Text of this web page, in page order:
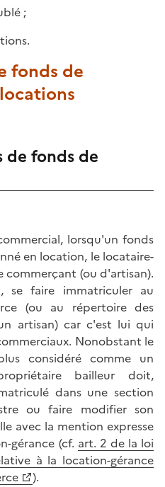
;
fonds de
de fonds de
lorsqu'un fonds
en location, le locataire-
commerçant (ou d'artisan).
se faire immatriculer au
(ou au répertoire des
artisan) car c'est lui qui
Nonobstant le
considéré comme un
bailleur doit,
dans une section
ou faire modifier son
avec la mention expresse
gérance (cf. art. 2 de la loi
à la location-gérance
).